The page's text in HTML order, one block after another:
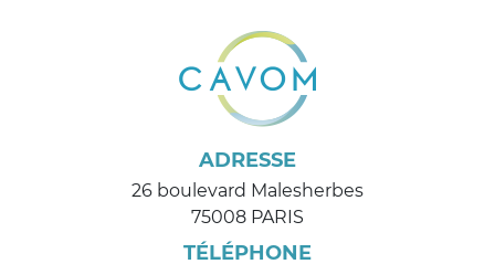
ADRESSE
26 boulevard Malesherbes
75008 PARIS
TÉLÉPHONE